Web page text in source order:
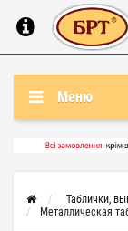
Меню
Таблички,
Металлическая